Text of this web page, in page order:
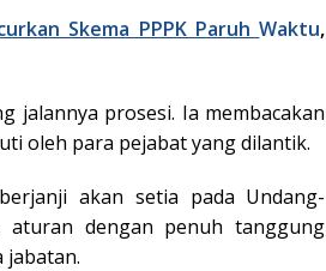
Skema PPPK ParuhWaktu,
jalannya prosesi. Ia membacakan
oleh para pejabat yang dilantik.
akan setia pada Undang-
aturan dengan penuh tanggung
jabatan.